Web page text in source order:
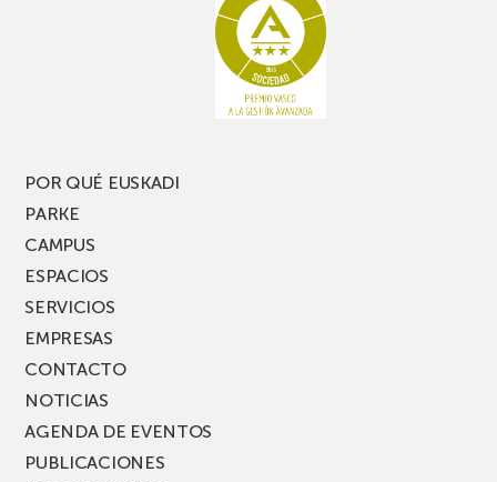
PARKEA
MUSIK
POR QUÉ EUSKADI
PARKE
CAMPUS
ESPACIOS
SERVICIOS
EMPRESAS
CONTACTO
NOTICIAS
AGENDA DE EVENTOS
PUBLICACIONES